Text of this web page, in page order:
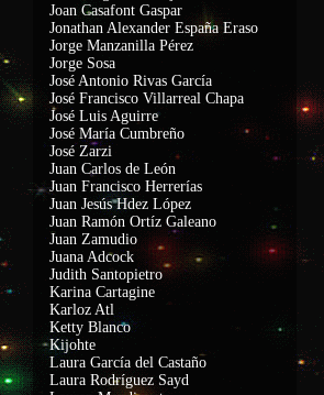
Joan Casafont Gaspar
Jonathan Alexander España Eraso
Jorge Manzanilla Pérez
Jorge Sosa
José Antonio Rivas García
José Francisco Villarreal Chapa
José Luis Aguirre
José María Cumbreño
José Zarzi
Juan Carlos de León
Juan Francisco Herrerías
Juan Jesús Hdez López
Juan Ramón Ortíz Galeano
Juan Zamudio
Juana Adcock
Judith Santopietro
Karina Cartagine
Karloz Atl
Ketty Blanco
Kijohte
Laura García del Castaño
Laura Rodríguez Sayd